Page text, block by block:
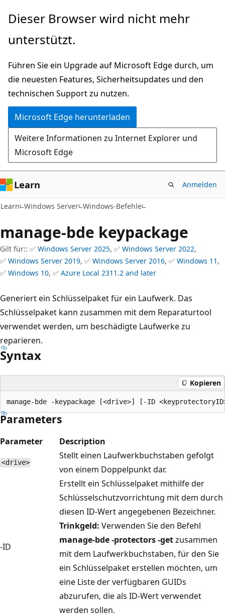
Zu
wechseln
Dieser Browser wird nicht mehr
unterstützt.
Führen Sie ein Upgrade auf Microsoft Edge durch, um
die neuesten Features, Sicherheitsupdates und den
technischen Support zu nutzen.
Microsoft Edge herunterladen
Weitere Informationen zu Internet Explorer und
Microsoft Edge
Learn Anmelden
Learn Windows Server Windows-Befehle
manage-bde keypackage
Gilt für:: ✅ Windows Server 2025, ✅ Windows Server 2022,
✅ Windows Server 2019, ✅ Windows Server 2016, ✅ Windows 11 ,
✅ Windows 10, ✅ Azure Local 2311.2 and later
Generiert ein Schlüsselpaket für ein Laufwerk. Das
Schlüsselpaket kann zusammen mit dem Reparaturtool
verwendet werden, um beschädigte Laufwerke zu
reparieren.
Syntax
Kopieren
Parameters
Parameter Description
<drive>
Stellt einen Laufwerkbuchstaben gefolgt
von einem Doppelpunkt dar.
-ID
Erstellt ein Schlüsselpaket mithilfe der
Schlüsselschutzvorrichtung mit dem durch
diesen ID-Wert angegebenen Bezeichner.
Trinkgeld: Verwenden Sie den Befehl
manage-bde -protectors -getzusammen
mit dem Laufwerkbuchstaben, für den Sie
ein Schlüsselpaket erstellen möchten, um
eine Liste der verfügbaren GUIDs
abzurufen, die als ID-Wert verwendet
werden sollen.